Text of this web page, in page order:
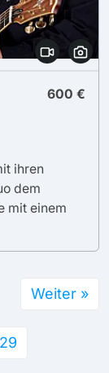
600 €
ihren
dem
mit einem
Weiter »